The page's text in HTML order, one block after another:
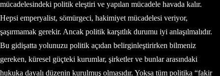
mücadelesindeki politik eleştiri ve yapılan mücadele havada kalır.
Hepsi emperyalist, sömürgeci, hakimiyet mücadelesi veriyor,
şaşırmamak gerekir. Ancak politik karşıtlık durumu iyi anlaşılmalıdır.
Bu gidişatta yolunuzu politik açıdan belirginleştirirken bilmeniz
gereken, küresel güçteki kurumlar, şirketler ve bunlar arasındaki
hukuka dayalı düzenin kurulmuş olmasıdır. Yoksa tüm politika “fakir